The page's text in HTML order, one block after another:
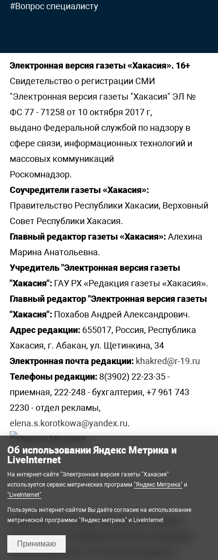
#Вопрос специалисту
Электронная версия газеты «Хакасия». 16+
Свидетельство о регистрации СМИ
"Электронная версия газеты "Хакасия" ЭЛ №
ФС 77 - 71258 от 10 октября 2017 г,
выдано Федеральной службой по надзору в
сфере связи, информационных технологий и
массовых коммуникаций
Роскомнадзор.
Соучредители газеты «Хакасия»:
Правительство Республики Хакасии, Верховный
Совет Республики Хакасия.
Главный редактор газеты «Хакасия»:Алехина
Марина Анатольевна.
Учредитель "Электронная версия газеты
"Хакасия": ГАУ РХ «Редакция газеты «Хакасия».
Главный редактор "Электронная версия газеты
"Хакасия": Похабов Андрей Александрович.
Адрес редакции: 655017, Россия, Республика
Хакасия, г. Абакан, ул. Щетинкина, 34
Электронная почта редакции: khakred@r-19.ru
Телефоны редакции: 8(3902) 22-23-35 -
приемная, 222-248 - бухгалтерия, +7 961 743
2230 - отдел рекламы,
elena.s.korotkowa@yandex.ru.
2008-2026 © Государственное автономное
учреждение Республики Хакасия «Редакция
газеты «Хакасия». Все права защищены.
Об использовании Яндекс Метрика и
LiveInternet
На интернет-сайте "Электронная версия газеты "Хакасия"
используется сервис метрических программ "Яндекс Метрика" и
"LiveInternet"
Пользуясь интернет-сайтом Вы даёте согласие на использование
метрической программы "Яндекс метрика" и LiveInternet
Принимаю